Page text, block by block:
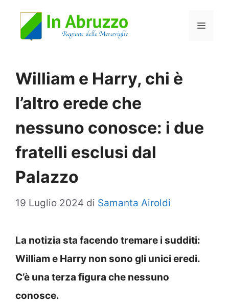
Menu
William e Harry, chi è
l’altro erede che
nessuno conosce: i due
fratelli esclusi dal
Palazzo
19 Luglio 2024 di Samanta Airoldi
La notizia sta facendo tremare i sudditi:
William e Harry non sono gli unici eredi.
C’è una terza figura che nessuno
conosce.